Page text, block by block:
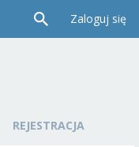
Zaloguj się
REJESTRACJA